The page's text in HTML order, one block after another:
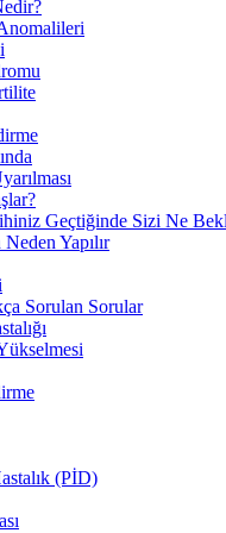
Geçtiğinde Sizi Ne
Yapılır
Sorulan Sorular
(PİD)